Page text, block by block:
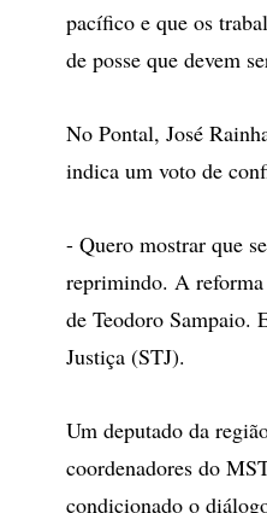
pacífico e que os
de posse que devem
No Pontal, José
indica um voto de
- Quero mostrar que
reprimindo. A reforma
de Teodoro Sampaio.
Justiça (STJ).
Um deputado da
coordenadores do
condicionado o